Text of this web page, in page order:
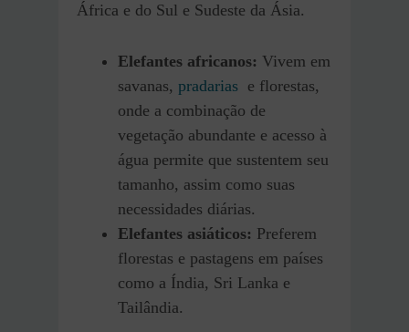
África e do Sul e Sudeste da Ásia.
Elefantes africanos: Vivem em
savanas, pradarias e florestas,
onde a combinação de
vegetação abundante e acesso à
água permite que sustentem seu
tamanho, assim como suas
necessidades diárias.
Elefantes asiáticos: Preferem
florestas e pastagens em países
como a Índia, Sri Lanka e
Tailândia.